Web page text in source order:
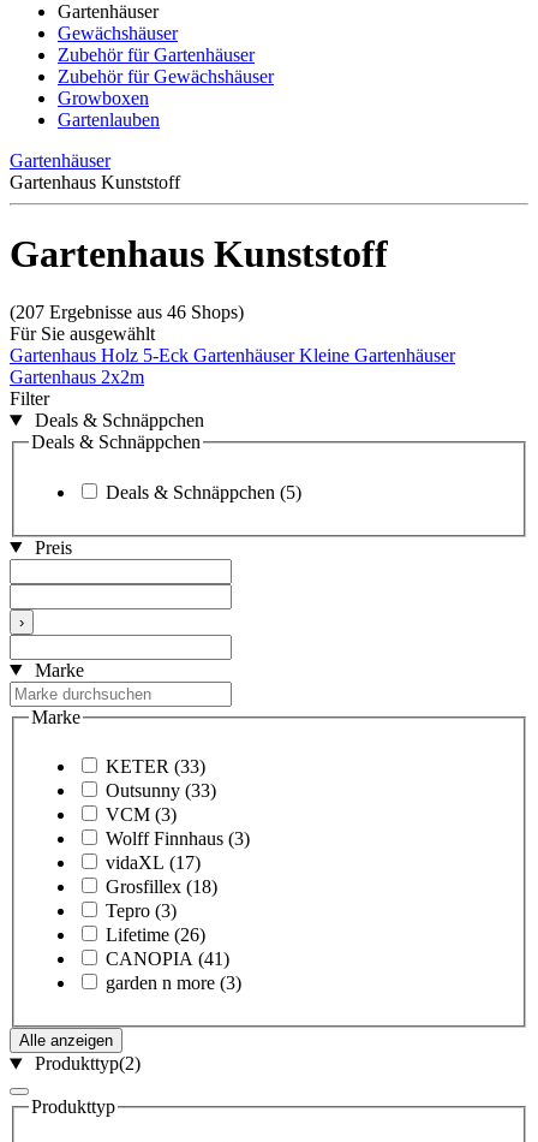
Gartenhäuser
Gewächshäuser
Zubehör für Gartenhäuser
Zubehör für Gewächshäuser
Growboxen
Gartenlauben
Gartenhäuser
Gartenhaus Kunststoff
Gartenhaus Kunststoff
(207 Ergebnisse aus 46 Shops)
Für Sie ausgewählt
Gartenhaus Holz 5-Eck GartenhäuserKleine Gartenhäuser
Gartenhaus 2x2m
Filter
Deals & Schnäppchen
Deals & Schnäppchen
Deals & Schnäppchen (5)
Preis
›
Marke
Marke
KETER (33)
Outsunny (33)
VCM (3)
Wolff Finnhaus (3)
vidaXL (17)
Grosfillex (18)
Tepro (3)
Lifetime (26)
CANOPIA (41)
garden n more (3)
Alle anzeigen
Produkttyp(2)
Produkttyp